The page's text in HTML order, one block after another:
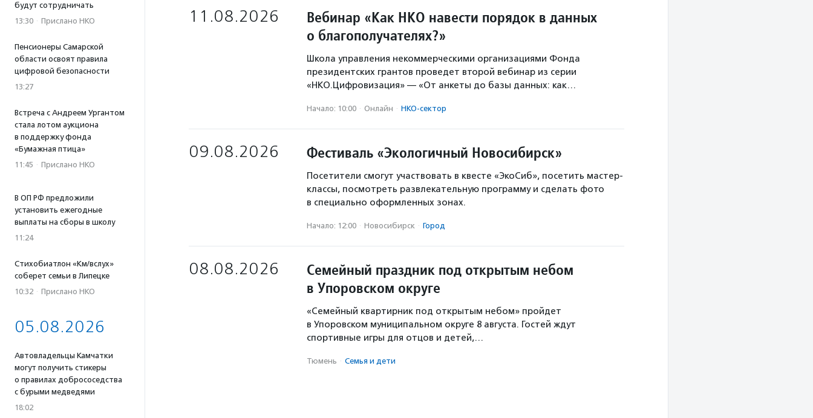
будут сотрудничать
13:30 · Прислано НКО
Пенсионеры Самарской
области освоят правила
цифровой безопасности
13:27
Встреча с Андреем Ургантом
стала лотом аукциона
в поддержку фонда
«Бумажная птица»
11:45 · Прислано НКО
В ОП РФ предложили
установить ежегодные
выплаты на сборы в школу
11:24
Стихобиатлон «Км/вслух»
соберет семьи в Липецке
10:32 · Прислано НКО
05.08.2026
Автовладельцы Камчатки
могут получить стикеры
о правилах добрососедства
с бурыми медведями
18:02
11.08.2026
Вебинар «Как НКО навести порядок в данных
о благополучателях?»
Школа управления некоммерческими организациями Фонда
президентских грантов проведет второй вебинар из серии
«НКО.Цифровизация» — «От анкеты до базы данных: как…
Начало: 10:00 · Онлайн · НКО-сектор
09.08.2026 Фестиваль «Экологичный Новосибирск»
Посетители смогут участвовать в квесте «ЭкоСиб», посетить мастер-
классы, посмотреть развлекательную программу и сделать фото
в специально оформленных зонах.
Начало: 12:00 · Новосибирск · Город
08.08.2026
Семейный праздник под открытым небом
в Упоровском округе
«Семейный квартирник под открытым небом» пройдет
в Упоровском муниципальном округе 8 августа. Гостей ждут
спортивные игры для отцов и детей,…
Тюмень · Семья и дети